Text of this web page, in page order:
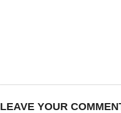
LEAVE YOUR